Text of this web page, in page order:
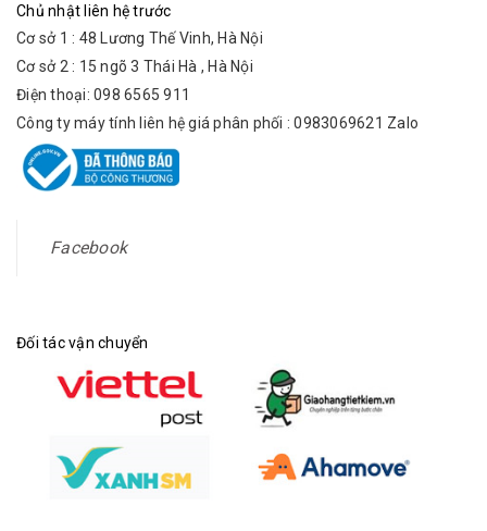
Chủ nhật liên hệ trước
Cơ sở 1 : 48 Lương Thế Vinh, Hà Nội
Cơ sở 2 : 15 ngõ 3 Thái Hà , Hà Nội
Điện thoại: 098 6565 911
Công ty máy tính liên hệ giá phân phối : 0983069621 Zalo
Facebook
Đối tác vận chuyển